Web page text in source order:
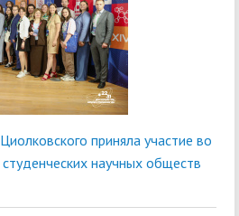
приняла участие во
научных обществ